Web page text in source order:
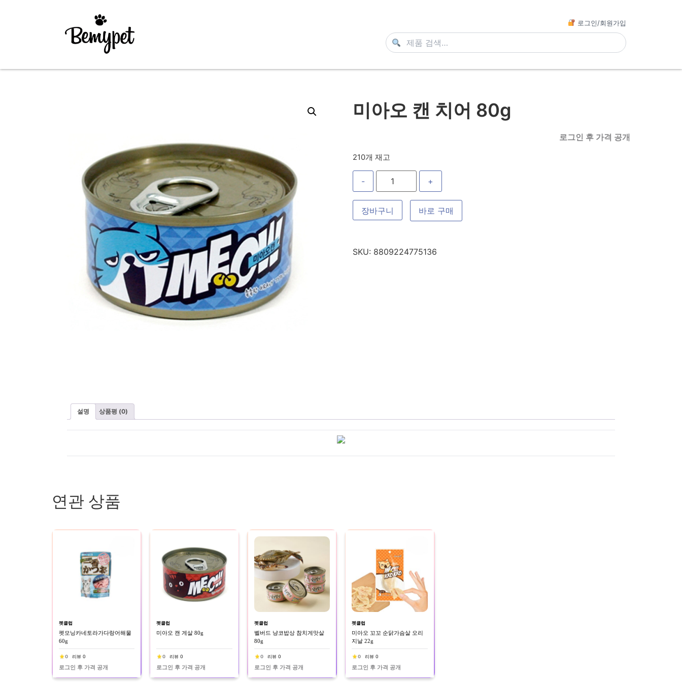
로그인/회원가입
미아오 캔 치어 80g
로그인 후 가격 공개
210개 재고
- +
장바구니 바로 구매
SKU: 8809224775136
설명 상품평 (0)
연관 상품
펫클럽
펫모닝카네토라가다랑어해물
60g
0 리뷰 0
로그인 후 가격 공개
펫클럽
미아오 캔 게살 80g
0 리뷰 0
로그인 후 가격 공개
펫클럽
벨버드 냥코밥상 참치게맛살
80g
0 리뷰 0
로그인 후 가격 공개
펫클럽
미아오 꼬꼬 순닭가슴살 오리
지날 22g
0 리뷰 0
로그인 후 가격 공개